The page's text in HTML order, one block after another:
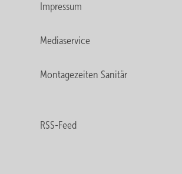
Impressum
Mediaservice
Montagezeiten Sanitär
RSS-Feed